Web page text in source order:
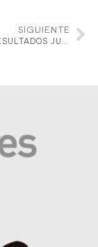
SIGUIENTE